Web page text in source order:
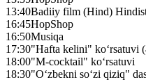
13:40Badiiy film (Hind)
16:45HopShop
16:50Musiqa
17:30"Hafta kelini" ko‘rsatuvi
18:00"M-cocktail" ko‘rsatuvi
18:30"O‘zbekni so‘zi qiziq"